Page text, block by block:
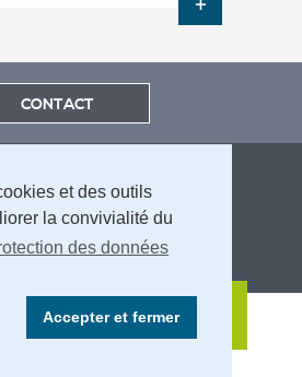
et des outils
la convivialité du
des données
Accepter et fermer
CONTACT